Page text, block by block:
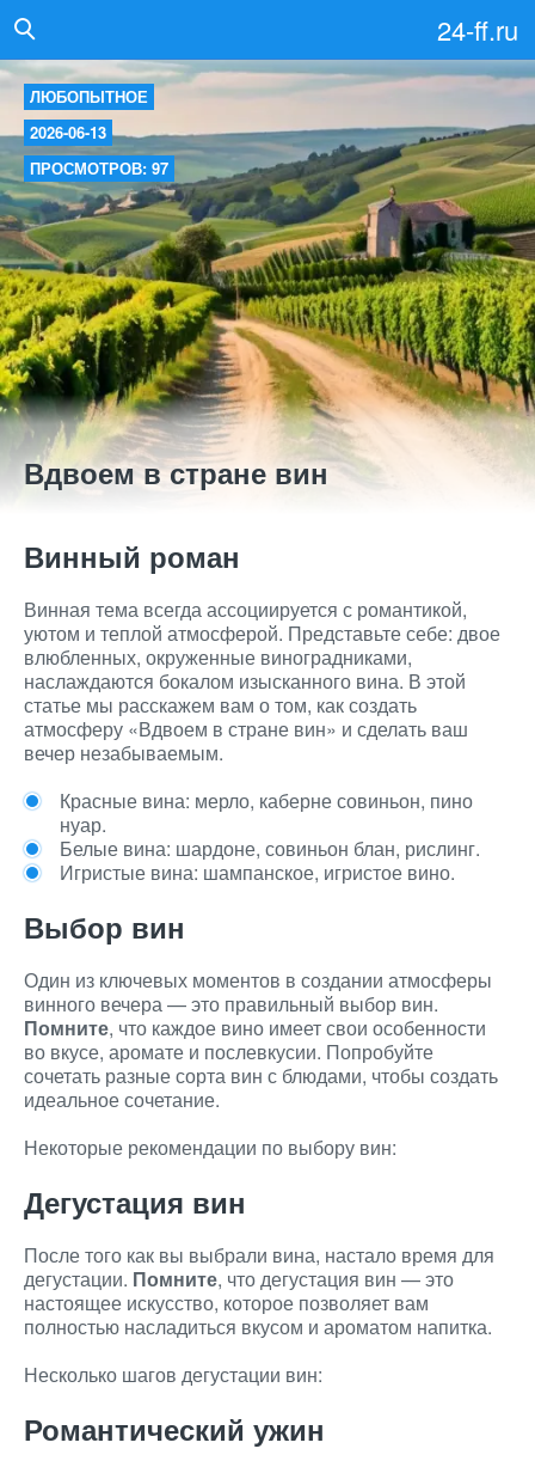
24-ff.ru
ЛЮБОПЫТНОЕ
2026-06-13
ПРОСМОТРОВ: 97
Вдвоем в стране вин
Винный роман
Винная тема всегда ассоциируется с романтикой,
уютом и теплой атмосферой. Представьте себе: двое
влюбленных, окруженные виноградниками,
наслаждаются бокалом изысканного вина. В этой
статье мы расскажем вам о том, как создать
атмосферу «Вдвоем в стране вин» и сделать ваш
вечер незабываемым.
Красные вина: мерло, каберне совиньон, пино
нуар.
Белые вина: шардоне, совиньон блан, рислинг.
Игристые вина: шампанское, игристое вино.
Выбор вин
Один из ключевых моментов в создании атмосферы
винного вечера — это правильный выбор вин.
Помните, что каждое вино имеет свои особенности
во вкусе, аромате и послевкусии. Попробуйте
сочетать разные сорта вин с блюдами, чтобы создать
идеальное сочетание.
Некоторые рекомендации по выбору вин:
Дегустация вин
После того как вы выбрали вина, настало время для
дегустации. Помните, что дегустация вин — это
настоящее искусство, которое позволяет вам
полностью насладиться вкусом и ароматом напитка.
Несколько шагов дегустации вин:
Романтический ужин